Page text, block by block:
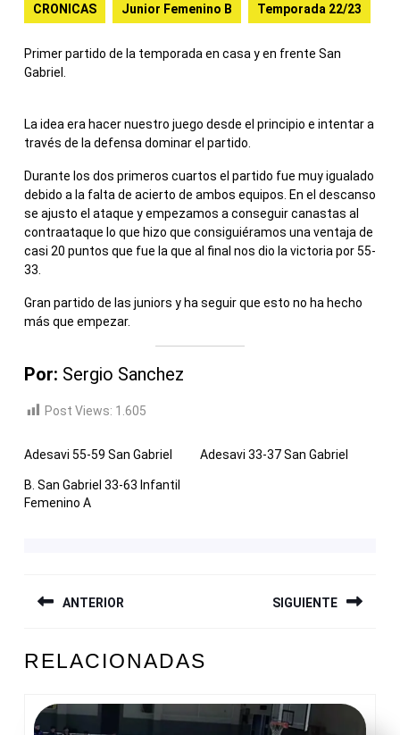
CRONICAS
Junior Femenino B Temporada 22/23
Primer partido de la temporada en casa y en frente San
Gabriel.
La idea era hacer nuestro juego desde el principio e intentar a
través de la defensa dominar el partido.
Durante los dos primeros cuartos el partido fue muy igualado
debido a la falta de acierto de ambos equipos. En el descanso
se ajusto el ataque y empezamos a conseguir canastas al
contraataque lo que hizo que consiguiéramos una ventaja de
casi 20 puntos que fue la que al final nos dio la victoria por 55-
33.
Gran partido de las juniors y ha seguir que esto no ha hecho
más que empezar.
Por: Sergio Sanchez
Post Views: 1.605
Adesavi 55-59 San Gabriel Adesavi 33-37 San Gabriel
B. San Gabriel 33-63 Infantil
Femenino A
DE
ANTERIOR
anterior:
SIGUIENTE
entrada:
RELACIONADAS